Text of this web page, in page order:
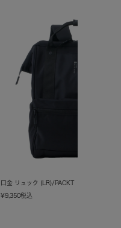
口金 リュック (LR)/PACKT
¥9,350税込